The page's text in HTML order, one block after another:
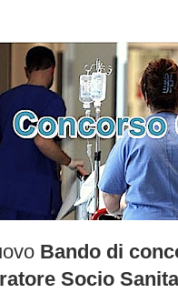
Bando di
Socio